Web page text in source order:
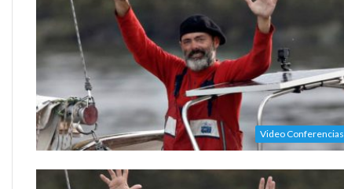
Video Conferencias